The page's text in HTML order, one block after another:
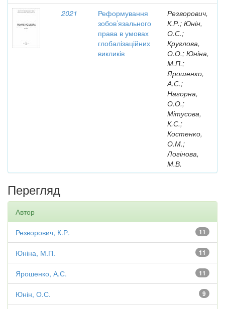
2021
Реформування
зобов’язального
права в умовах
глобалізаційних
викликів
Резворович,
К.Р.; Юнін,
О.С.;
Круглова,
О.О.; Юніна,
М.П.;
Ярошенко,
А.С.;
Нагорна,
О.О.;
Мітусова,
К.С.;
Костенко,
О.М.;
Логінова,
М.В.
Перегляд
Автор
11
Резворович, К.Р.
11
Юніна, М.П.
11
Ярошенко, А.С.
9
Юнін, О.С.